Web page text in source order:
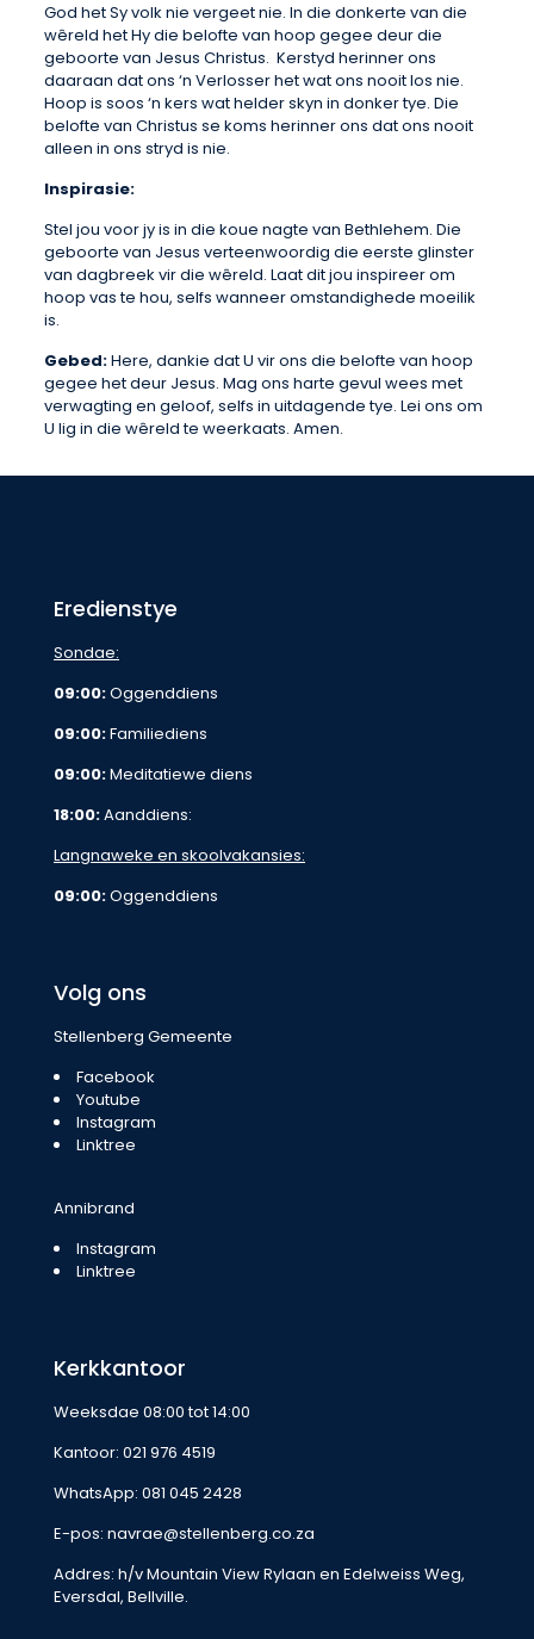
God het Sy volk nie vergeet nie. In die donkerte van die
wêreld het Hy die belofte van hoop gegee deur die
geboorte van Jesus Christus. Kerstyd herinner ons
daaraan dat ons ‘n Verlosser het wat ons nooit los nie.
Hoop is soos ‘n kers wat helder skyn in donker tye. Die
belofte van Christus se koms herinner ons dat ons nooit
alleen in ons stryd is nie.
Inspirasie:
Stel jou voor jy is in die koue nagte van Bethlehem. Die
geboorte van Jesus verteenwoordig die eerste glinster
van dagbreek vir die wêreld. Laat dit jou inspireer om
hoop vas te hou, selfs wanneer omstandighede moeilik
is.
Gebed:Here, dankie dat U vir ons die belofte van hoop
gegee het deur Jesus. Mag ons harte gevul wees met
verwagting en geloof, selfs in uitdagende tye. Lei ons om
U lig in die wêreld te weerkaats. Amen.
Eredienstye
Sondae:
09:00:Oggenddiens
09:00:Familiediens
09:00:Meditatiewe diens
18:00:Aanddiens:
Langnaweke en skoolvakansies:
09:00:Oggenddiens
Volg ons
Stellenberg Gemeente
Facebook
Youtube
Instagram
Linktree
Annibrand
Instagram
Linktree
Kerkkantoor
Weeksdae 08:00 tot 14:00
Kantoor: 021 976 4519
WhatsApp: 081 045 2428
E-pos: navrae@stellenberg.co.za
Addres: h/v Mountain View Rylaan en Edelweiss Weg,
Eversdal, Bellville.